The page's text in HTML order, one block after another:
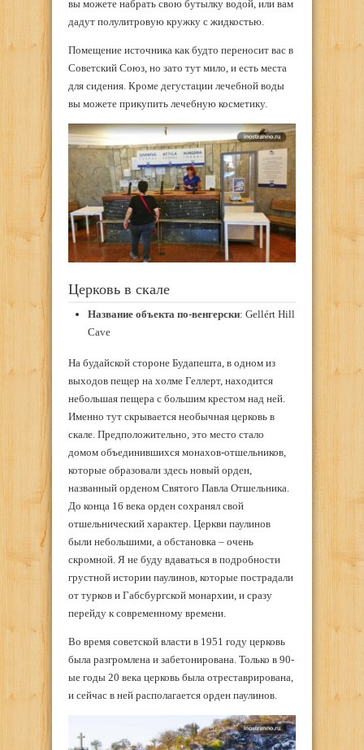
вы можете набрать свою бутылку водой, или вам
дадут полулитровую кружку с жидкостью.
Помещение источника как будто переносит вас в
Советский Союз, но зато тут мило, и есть места
для сидения. Кроме дегустации лечебной воды
вы можете прикупить лечебную косметику.
Церковь в скале
Название объекта по-венгерски: Gellért Hill
Cave
На будайской стороне Будапешта, в одном из
выходов пещер на холме Геллерт, находится
небольшая пещера с большим крестом над ней.
Именно тут скрывается необычная церковь в
скале. Предположительно, это место стало
домом объединившихся монахов-отшельников,
которые образовали здесь новый орден,
названный орденом Святого Павла Отшельника.
До конца 16 века орден сохранял свой
отшельнический характер. Церкви паулинов
были небольшими, а обстановка – очень
скромной. Я не буду вдаваться в подробности
грустной истории паулинов, которые пострадали
от турков и Габсбургской монархии, и сразу
перейду к современному времени.
Во время советской власти в 1951 году церковь
была разгромлена и забетонирована. Только в 90-
ые годы 20 века церковь была отреставрирована,
и сейчас в ней располагается орден паулинов.